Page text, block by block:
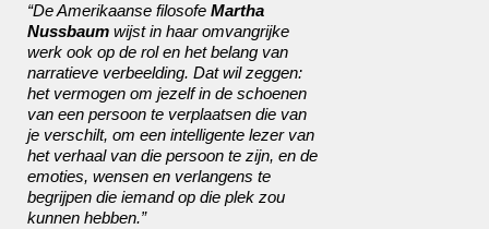
“De Amerikaanse filosofe Martha
Nussbaum wijst in haar omvangrijke
werk ook op de rol en het belang van
narratieve verbeelding. Dat wil zeggen:
het vermogen om jezelf in de schoenen
van een persoon te verplaatsen die van
je verschilt, om een intelligente lezer van
het verhaal van die persoon te zijn, en de
emoties, wensen en verlangens te
begrijpen die iemand op die plek zou
kunnen hebben.”